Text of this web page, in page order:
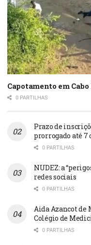
Capotamento em
0 PARTILHAS
Prazo de
prorrogado até 7
0 PARTILHAS
NUDEZ: a
redes sociais
0 PARTILHAS
Aida Azancot de
Colégio de
0 PARTILHAS